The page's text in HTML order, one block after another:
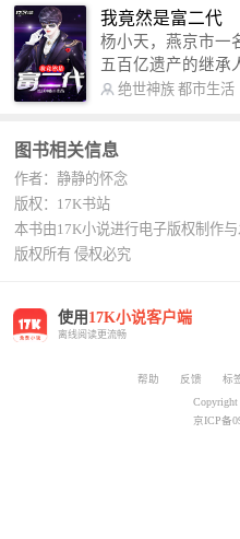
勾搭各色美女，镇压恶鬼邪
尘一到，地吼天啸
故事纯属虚构，如
号入座，抓紧时间
平凡魔术师,或者
我竟然是富二代
杨小天，燕京市一
五百亿遗产的继承
书，给我定制一套
呢？” “回杨总，开车太堵，已经给你安排了直升
机。” 从此，开启杨小天的百亿富翁之旅，只有他不
敢想的，没有秘书
绝世神族 都市生活
图书相关信息
作者：静静的怀念
版权：17K书站
本书由17K小说进行电子版权制作
版权所有 侵权必究
使用 17K小说客户端
离线阅读更流畅
帮助 反馈 标
京ICP备